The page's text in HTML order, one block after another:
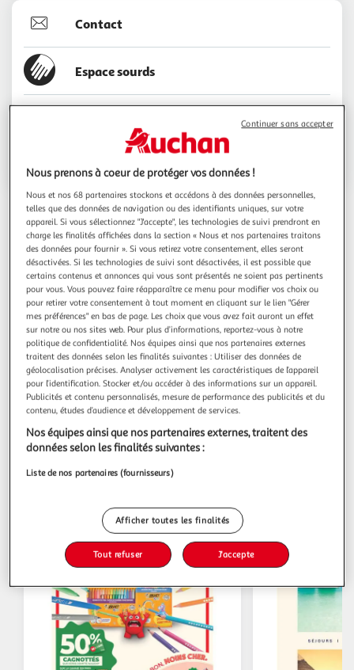
Contact
Espace sourds
Voir l'itinéraire
Quels services trouver dans mon Auchan
Supermarché Avion ?
Billetterie
Tirage Photo
Les catalogues du moment
Nous prenons à coeur de protéger vos données !
Nous et nos 68 partenaires stockons et accédons à des données personnelles,
telles que des données de navigation ou des identifiants uniques, sur votre
appareil. Si vous sélectionnez "J'accepte", les technologies de suivi prendront en
charge les finalités affichées dans la section « Nous et nos partenaires traitons
des données pour fournir ». Si vous retirez votre consentement, elles seront
désactivées. Si les technologies de suivi sont désactivées, il est possible que
certains contenus et annonces qui vous sont présentés ne soient pas pertinents
pour vous. Vous pouvez faire réapparaître ce menu pour modifier vos choix ou
pour retirer votre consentement à tout moment en cliquant sur le lien "Gérer
mes préférences" en bas de page. Les choix que vous avez fait auront un effet
sur notre ou nos sites web. Pour plus d’informations, reportez-vous à notre
politique de confidentialité. Nos équipes ainsi que nos partenaires externes
traitent des données selon les finalités suivantes : Utiliser des données de
géolocalisation précises. Analyser activement les caractéristiques de l’appareil
pour l’identification. Stocker et/ou accéder à des informations sur un appareil.
Publicités et contenu personnalisés, mesure de performance des publicités et du
contenu, études d’audience et développement de services.
Nos équipes ainsi que nos partenaires externes, traitent des
données selon les finalités suivantes :
Liste de nos partenaires (fournisseurs)
Afficher toutes les finalités
Tout refuser J'accepte
Continuer sans accepter